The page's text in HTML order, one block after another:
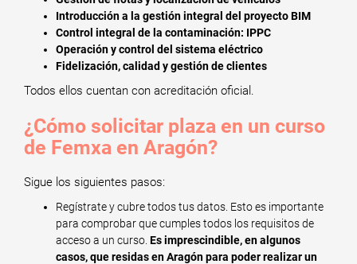
Introducción a la gestión integral del proyecto BIM
Control integral de la contaminación: IPPC
Operación y control del sistema eléctrico
Fidelización, calidad y gestión de clientes
Todos ellos cuentan con acreditación oficial.
¿Cómo solicitar plaza en un curso
de Femxa en Aragón?
Sigue los siguientes pasos:
Regístrate y cubre todos tus datos. Esto es importante
para comprobar que cumples todos los requisitos de
acceso a un curso. Es imprescindible, en algunos
casos, que residas en Aragón para poder realizar un